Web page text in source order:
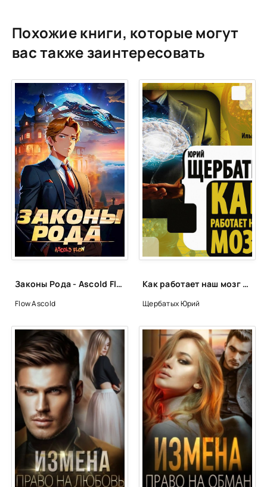
17
18
19
20
21
22
23
24
25
30
31
32
33
34
35
36
38
Похожие книги, которые могут
вас также заинтересовать
Законы Рода - Ascold Flow
Flow Ascold
Как работает наш мозг - Юрий Щербатых
Щербатых Юрий